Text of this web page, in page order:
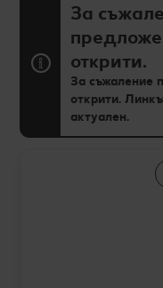
За
открити.
За съжаление
открити.
актуален.